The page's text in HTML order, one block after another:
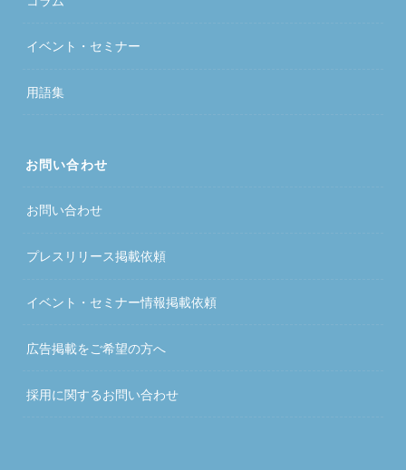
イベント・セミナー
用語集
お問い合わせ
お問い合わせ
プレスリリース掲載依頼
イベント・セミナー情報掲載依頼
広告掲載をご希望の方へ
採用に関するお問い合わせ